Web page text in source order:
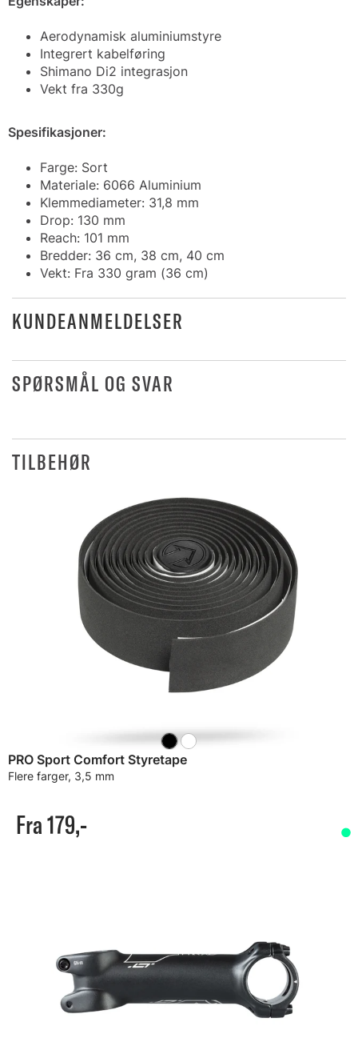
Aerodynamisk aluminiumstyre
Integrert kabelføring
Shimano Di2 integrasjon
Vekt fra 330g
Spesifikasjoner:
Farge: Sort
Materiale: 6066 Aluminium
Klemmediameter: 31,8 mm
Drop: 130 mm
Reach: 101 mm
Bredder: 36 cm, 38 cm, 40 cm
Vekt: Fra 330 gram (36 cm)
KUNDEANMELDELSER
SPØRSMÅL OG SVAR
TILBEHØR
PRO Sport Comfort Styretape
Flere farger, 3,5 mm
Fra 179,-